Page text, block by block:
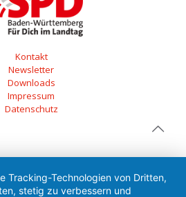
Kontakt
Newsletter
Downloads
Impressum
Datenschutz
Tracking-Technologien von Dritten,
stetig zu verbessern und